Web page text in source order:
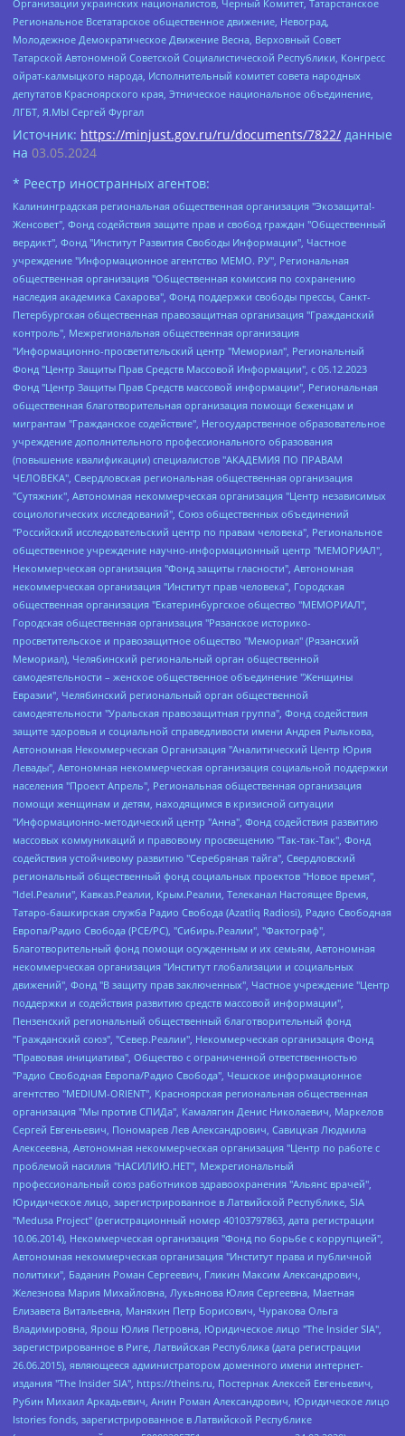
Организации украинских националистов, Черный Комитет, Татарстанское
Региональное Всетатарское общественное движение, Невоград,
Молодежное Демократическое Движение Весна, Верховный Совет
Татарской Автономной Советской Социалистической Республики, Конгресс
ойрат-калмыцкого народа, Исполнительный комитет совета народных
депутатов Красноярского края, Этническое национальное объединение,
ЛГБТ, Я.МЫ Сергей Фургал
Источник: https://minjust.gov.ru/ru/documents/7822/ данные
на 03.05.2024
* Реестр иностранных агентов:
Калининградская региональная общественная организация "Экозащита!-Женсовет", Фонд содействия защите прав и свобод граждан "Общественный вердикт", Фонд "Институт Развития Свободы Информации", Частное учреждение "Информационное агентство МЕМО. РУ", Региональная общественная организация "Общественная комиссия по сохранению наследия академика Сахарова", Фонд поддержки свободы прессы, Санкт-Петербургская общественная правозащитная организация "Гражданский контроль", Межрегиональная общественная организация "Информационно-просветительский центр "Мемориал", Региональный Фонд "Центр Защиты Прав Средств Массовой Информации", с 05.12.2023 Фонд "Центр Защиты Прав Средств массовой информации", Региональная общественная благотворительная организация помощи беженцам и мигрантам "Гражданское содействие", Негосударственное образовательное учреждение дополнительного профессионального образования (повышение квалификации) специалистов "АКАДЕМИЯ ПО ПРАВАМ ЧЕЛОВЕКА", Свердловская региональная общественная организация "Сутяжник", Автономная некоммерческая организация "Центр независимых социологических исследований", Союз общественных объединений "Российский исследовательский центр по правам человека", Региональное общественное учреждение научно-информационный центр "МЕМОРИАЛ", Некоммерческая организация "Фонд защиты гласности", Автономная некоммерческая организация "Институт прав человека", Городская общественная организация "Екатеринбургское общество "МЕМОРИАЛ", Городская общественная организация "Рязанское историко-просветительское и правозащитное общество "Мемориал" (Рязанский Мемориал), Челябинский региональный орган общественной самодеятельности – женское общественное объединение "Женщины Евразии", Челябинский региональный орган общественной самодеятельности "Уральская правозащитная группа", Фонд содействия защите здоровья и социальной справедливости имени Андрея Рылькова, Автономная Некоммерческая Организация "Аналитический Центр Юрия Левады", Автономная некоммерческая организация социальной поддержки населения "Проект Апрель", Региональная общественная организация помощи женщинам и детям, находящимся в кризисной ситуации "Информационно-методический центр "Анна", Фонд содействия развитию массовых коммуникаций и правовому просвещению "Так-так-Так", Фонд содействия устойчивому развитию "Серебряная тайга", Свердловский региональный общественный фонд социальных проектов "Новое время", "Idel.Реалии", Кавказ.Реалии, Крым.Реалии, Телеканал Настоящее Время, Татаро-башкирская служба Радио Свобода (Azatliq Radiosi), Радио Свободная Европа/Радио Свобода (PCE/PC), "Сибирь.Реалии", "Фактограф", Благотворительный фонд помощи осужденным и их семьям, Автономная некоммерческая организация "Институт глобализации и социальных движений", Фонд "В защиту прав заключенных", Частное учреждение "Центр поддержки и содействия развитию средств массовой информации", Пензенский региональный общественный благотворительный фонд "Гражданский союз", "Север.Реалии", Некоммерческая организация Фонд "Правовая инициатива", Общество с ограниченной ответственностью "Радио Свободная Европа/Радио Свобода", Чешское информационное агентство "MEDIUM-ORIENT", Красноярская региональная общественная организация "Мы против СПИДа", Камалягин Денис Николаевич, Маркелов Сергей Евгеньевич, Пономарев Лев Александрович, Савицкая Людмила Алексеевна, Автономная некоммерческая организация "Центр по работе с проблемой насилия "НАСИЛИЮ.НЕТ", Межрегиональный профессиональный союз работников здравоохранения "Альянс врачей", Юридическое лицо, зарегистрированное в Латвийской Республике, SIA "Medusa Project" (регистрационный номер 40103797863, дата регистрации 10.06.2014), Некоммерческая организация "Фонд по борьбе с коррупцией", Автономная некоммерческая организация "Институт права и публичной политики", Баданин Роман Сергеевич, Гликин Максим Александрович, Железнова Мария Михайловна, Лукьянова Юлия Сергеевна, Маетная Елизавета Витальевна, Маняхин Петр Борисович, Чуракова Ольга Владимировна, Ярош Юлия Петровна, Юридическое лицо "The Insider SIA", зарегистрированное в Риге, Латвийская Республика (дата регистрации 26.06.2015), являющееся администратором доменного имени интернет-издания "The Insider SIA", https://theins.ru, Постернак Алексей Евгеньевич, Рубин Михаил Аркадьевич, Анин Роман Александрович, Юридическое лицо Istories fonds, зарегистрированное в Латвийской Республике (регистрационный номер 50008295751, дата регистрации 24.02.2020), Великовский Дмитрий Александрович, Долинина Ирина Николаевна, Мароховская Алеся Алексеевна, Шлейнов Роман Юрьевич, Шмагун Олеся Валентиновна, Общество с ограниченной ответственностью "Альтаир 2021", Общество с ограниченной ответственностью "Вега 2021", Общество с ограниченной ответственностью "Главный редактор 2021", Общество с ограниченной ответственностью "Ромашки монолит", Важенков Артем Валерьевич, Ивановская областная общественная организация "Центр гендерных исследований", Гурман Юрий Альбертович, Медиапроект "ОВД-Инфо", Егоров Владимир Владимирович, Жилинский Владимир Александрович, Общество с ограниченной ответственностью "ЗП", Иванова София Юрьевна, Карезина Инна Павловна, Кильтау Екатерина Викторовна, Петров Алексей Викторович, Пискунов Сергей Евгеньевич, Смирнов Сергей Сергеевич, Тихонов Михаил Сергеевич, Общество с ограниченной ответственностью "ЖУРНАЛИСТ-ИНОСТРАННЫЙ АГЕНТ", Арапова Галина Юрьевна, Вольтская Татьяна Анатольевна, Американская компания "Mason G.E.S. Anonymous Foundation" (США), являющаяся владельцем интернет-издания https://mnews.world/, Компания "Stichting Bellingcat", зарегистрированная в Нидерландах (дата регистрации 11.07.2018), Захаров Андрей Вячеславович, Клепиковская Екатерина Дмитриевна, Общество с ограниченной ответственностью "МЕМО", Перл Роман Александрович, Симонов Евгений Алексеевич, Соловьева Елена Анатольевна, Сотников Даниил Владимирович, Сурначева Елизавета Дмитриевна, Автономная некоммерческая организация по защите прав человека и информированию населения "Якутия – Наше Мнение", Общество с ограниченной ответственностью "Москоу диджитал медиа", с 26.01.2023 Общество с ограниченной ответственностью "Чайка Белые сады", Ветошкина Валерия Валерьевна, Заговора Максим Александрович, Межрегиональное общественное движение "Российская ЛГБТ - сеть", Оленичев Максим Владимирович, Павлов Иван Юрьевич, Скворцова Елена Сергеевна, Общество с ограниченной ответственностью "Как бы инагент", Кочетков Игорь Викторович, Общество с ограниченной ответственностью "Честные выборы", Еланчик Олег Александрович, Общество с ограниченной ответственностью "Нобелевский призыв", Гималова Регина Эмилевна, Григорьев Андрей Валерьевич, Григорьева Алина Александровна, Ассоциация по содействию защите прав призывников, альтернативнослужащих и военнослужащих "Правозащитная группа "Гражданин.Армия.Право", Хисамова Регина Фаритовна, Автономная некоммерческая организация по реализации социально-правовых программ "Лилит", Дальневосточное общественное движение "Маяк", Санкт-Петербургская ЛГБТ-инициативная группа "Выход", Инициативная группа ЛГБТ+ "Реверс", Алексеев Андрей Викторович, Бекбулатова Таисия Львовна, Беляев Иван Михайлович, Владыкина Елена Сергеевна, Гельман Марат Александрович, Никульшина Вероника Юрьевна, Толоконникова Надежда Андреевна, Шендерович Виктор Анатольевич, Общество с ограниченной ответственностью "Данное сообщение", Общество с ограниченной ответственностью Издательский дом "Новая глава", Айнбиндер Александра Александровна, Московский комьюнити-центр для ЛГБТ+инициатив, Благотворительный фонд развития филантропии, Deutsche Welle (Германия, Kurt-Schumacher-Strasse 3, 53113 Bonn), Борзунова Мария Михайловна, Воробьев Виктор Викторович, Голубева Анна Львовна, Константинова Алла Михайловна, Малкова Ирина Владимировна, Мурадов Мурад Абдулгалимович, Осетинская Елизавета Николаевна, Понасенков Евгений Николаевич, Ганапольский Матвей Юрьевич, Киселев Евгений Алексеевич, Борухович Ирина Григорьевна, Дремин Иван Тимофеевич, Дубровский Дмитрий Викторович, Красноярская региональная общественная организация поддержки и развития альтернативных образовательных технологий и межкультурных коммуникаций "ИНТЕРРА", Маяковская Екатерина Алексеевна, Фейгин Марк Захарович, Филимонов Андрей Викторович, Дзугкоева Регина Николаевна, Доброхотов Роман Александрович, Дудь Юрий Александрович, Елкин Сергей Владимирович, Кругликов Кирилл Игоревич, Сабунаева Мария Леонидовна, Семенов Алексей Владимирович, Шаинян Карен Багратович, Шульман Екатерина Михайловна, Асафьев Артур Валерьевич, Вахштайн Виктор Семенович, Венедиктов Алексей Алексеевич, Лушникова Екатерина Евгеньевна, Волков Леонид Михайлович, Невзоров Александр Глебович, Пархоменко Сергей Борисович, Сироткин Ярослав Николаевич, Кара-Мурза Владимир Владимирович, Баранова Наталья Владимировна, Гозман Леонид Яковлевич, Кагарлицкий Борис Юльевич, Климарев Михаил Валерьевич, Милов Владимир Станиславович, Автономная некоммерческая организация Краснодарский центр современного искусства "Типография", Моргенштерн Алишер Тагирович, Соболь Любовь Эдуардовна, Общество с ограниченной ответственностью "ЛИЗА НОРМ", Каспаров Гарри Кимович, Ходорковский Михаил Борисович, Общество с ограниченной ответственностью "Апрельские тезисы", Данилович Ирина Брониславовна, Кашин Олег Владимирович, Петров Николай Владимирович, Пивоваров Алексей Владимирович, Соколов Михаил Владимирович, Цветкова Юлия Владимировна, Чичваркин Евгений Александрович, Комитет против пыток/Команда против пыток, Общество с ограниченной ответственностью "Первый научный", Общество с ограниченной ответственностью "Вертолет и ко", Белоцерковская Вероника Борисовна, Кац Максим Евгеньевич, Лазарева Татьяна Юрьевна, Шаведдинов Руслан Табризович, Яшин Илья Валерьевич, Общество с ограниченной ответственностью "Иноагент ААВ", Алешковский Дмитрий Петрович, Альбац Евгения Марковна, Быков Дмитрий Львович, Галямина Юлия Евгеньевна, Лойко Сергей Леонидович, Мартынов Кирилл Константинович, Медведев Сергей Александрович, Крашенинников Федор Геннадиевич, Гордеева Катерина Вл